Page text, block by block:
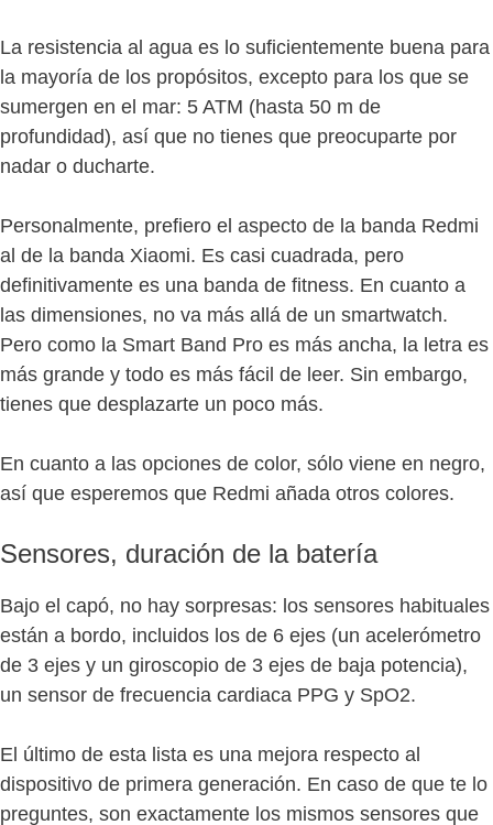
La resistencia al agua es lo suficientemente buena para
la mayoría de los propósitos, excepto para los que se
sumergen en el mar: 5 ATM (hasta 50 m de
profundidad), así que no tienes que preocuparte por
nadar o ducharte.
Personalmente, prefiero el aspecto de la banda Redmi
al de la banda Xiaomi. Es casi cuadrada, pero
definitivamente es una banda de fitness. En cuanto a
las dimensiones, no va más allá de un smartwatch.
Pero como la Smart Band Pro es más ancha, la letra es
más grande y todo es más fácil de leer. Sin embargo,
tienes que desplazarte un poco más.
En cuanto a las opciones de color, sólo viene en negro,
así que esperemos que Redmi añada otros colores.
Sensores, duración de la batería
Bajo el capó, no hay sorpresas: los sensores habituales
están a bordo, incluidos los de 6 ejes (un acelerómetro
de 3 ejes y un giroscopio de 3 ejes de baja potencia),
un sensor de frecuencia cardiaca PPG y SpO2.
El último de esta lista es una mejora respecto al
dispositivo de primera generación. En caso de que te lo
preguntes, son exactamente los mismos sensores que